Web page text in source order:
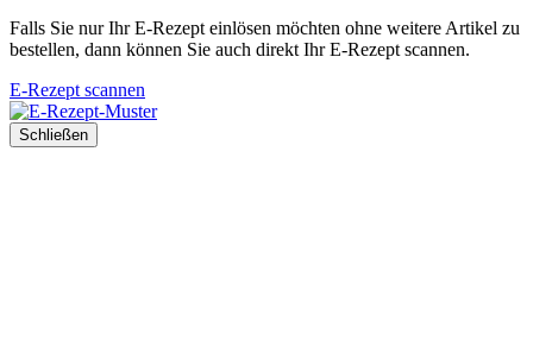
Falls Sie nur Ihr E-Rezept einlösen möchten ohne weitere Artikel zu
bestellen, dann können Sie auch direkt Ihr E-Rezept scannen.
E-Rezept scannen
Schließen